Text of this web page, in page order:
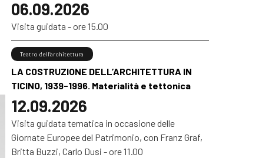
06.09.2026
Visita guidata - ore 15.00
LA COSTRUZIONE DELL’ARCHITETTURA IN
TICINO, 1939-1996. Materialità e tettonica
12.09.2026
Teatro dell’architettura
Visita guidata tematica in occasione delle
Giornate Europee del Patrimonio, con Franz Graf,
Britta Buzzi, Carlo Dusi - ore 11.00